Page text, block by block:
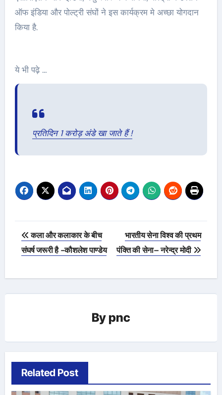
ऑफ इंडिया और पोल्ट्री संघों ने इस कार्यक्रम मे अच्छा योगदान
किया है.
ये भी पढ़े …
प्रतिदिन 1 करोड़ अंडे खा जाते हैं !
Post
navigation
कला और कलाकार के बीच
संघर्ष जरूरी है -कौशलेश पाण्डेय
भारतीय सेना विश्व की प्रथम
पंक्ति की सेना– नरेन्द्र मोदी
By pnc
Related Post